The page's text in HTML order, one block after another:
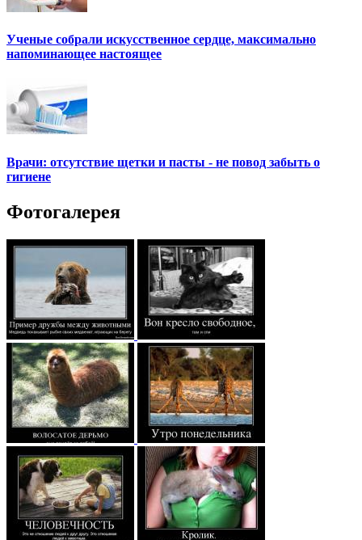
Ученые собрали искусственное сердце, максимально
напоминающее настоящее
Врачи: отсутствие щетки и пасты - не повод забыть о
гигиене
Фотогалерея